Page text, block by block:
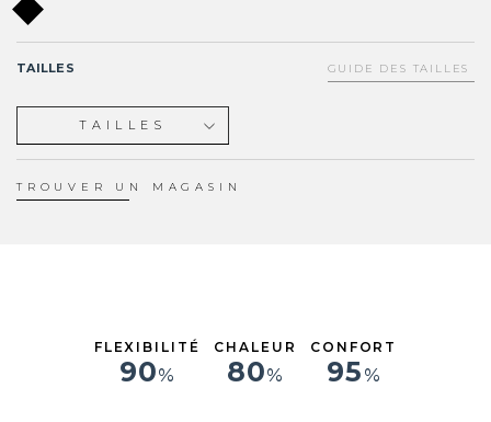
TAILLES GUIDE DES TAILLES
TAILLES
S
M
TROUVER UN MAGASIN
FLEXIBILITÉ
90%
CHALEUR
80%
CONFORT
95 %